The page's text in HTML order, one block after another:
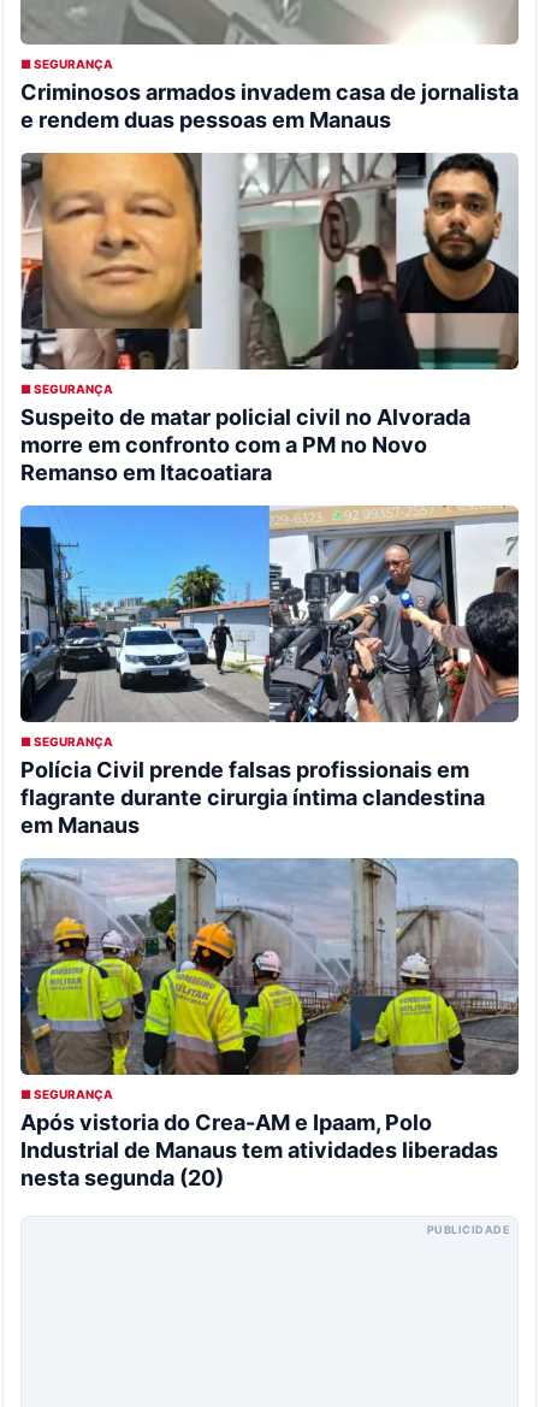
■ SEGURANÇA
Criminosos armados invadem casa de jornalista
e rendem duas pessoas em Manaus
■ SEGURANÇA
Suspeito de matar policial civil no Alvorada
morre em confronto com a PM no Novo
Remanso em Itacoatiara
■ SEGURANÇA
Polícia Civil prende falsas profissionais em
flagrante durante cirurgia íntima clandestina
em Manaus
■ SEGURANÇA
Após vistoria do Crea-AM e Ipaam, Polo
Industrial de Manaus tem atividades liberadas
nesta segunda (20)
PUBLICIDADE